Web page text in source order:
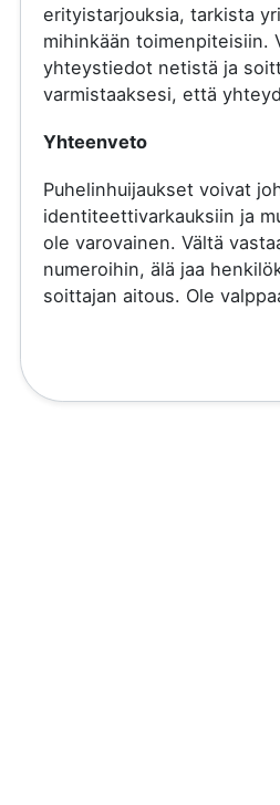
erityistarjouksia, tarkista
mihinkään toimenpiteisiin.
yhteystiedot netistä ja
varmistaaksesi, että
Yhteenveto
Puhelinhuijaukset voivat
identiteettivarkauksiin ja
ole varovainen. Vältä
numeroihin, älä jaa
soittajan aitous. Ole